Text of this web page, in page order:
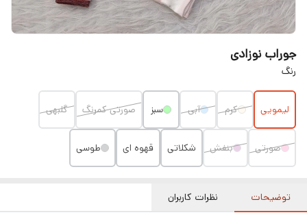
جوراب نوزادی
رنگ
لیمویی کرم آبی سبز صورتی کمرنگ گلبهی
صورتی بنفش شکلاتی قهوه ای طوسی
توضیحات نظرات کاربران